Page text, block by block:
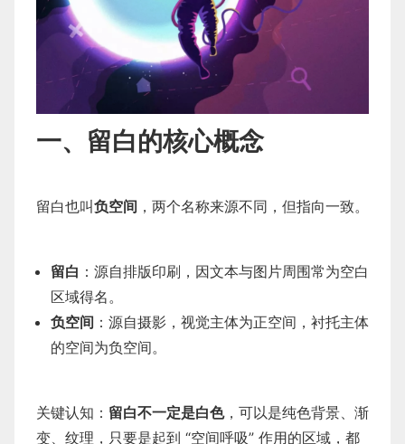
一、留白的核心概念
留白也叫负空间 ，两个名称来源不同，但指向一致。
留白 ：源自排版印刷，因文本与图片周围常为空白
区域得名。
负空间 ：源自摄影，视觉主体为正空间，衬托主体
的空间为负空间。
关键认知： 留白不一定是白色，可以是纯色背景、渐
变、纹理，只要是起到 “空间呼吸” 作用的区域，都